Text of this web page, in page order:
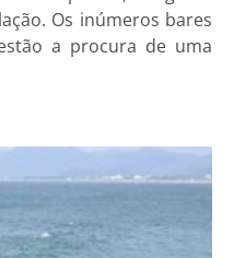
Os inúmeros bares
a procura de uma